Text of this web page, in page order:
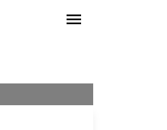
menu